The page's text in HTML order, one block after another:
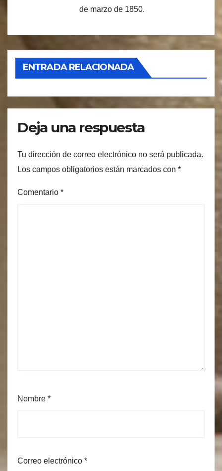
de marzo de 1850.
ENTRADA RELACIONADA
Deja una respuesta
Tu dirección de correo electrónico no será publicada.
Los campos obligatorios están marcados con *
Comentario *
Nombre *
Correo electrónico *